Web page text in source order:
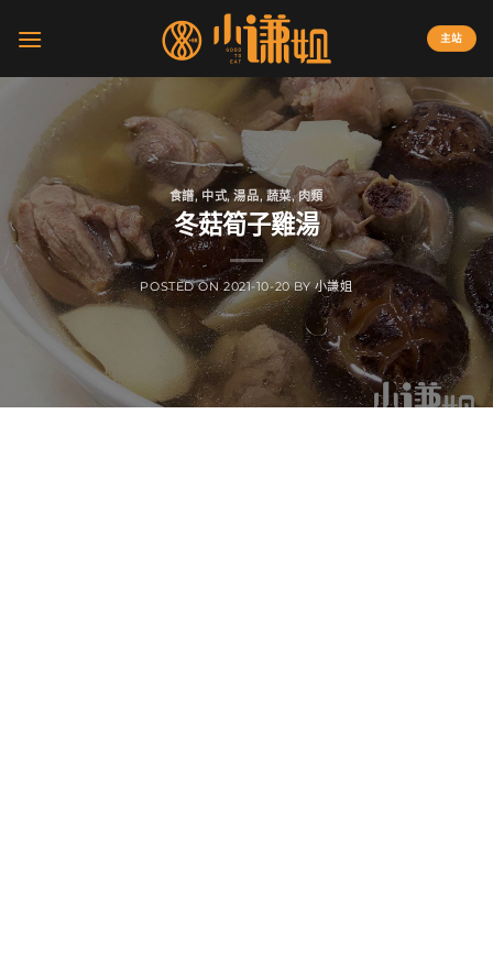
主站
食譜, 中式,湯品, 蔬菜,肉類
冬菇筍子雞湯
POSTED ON2021-10-20 BY小謙姐